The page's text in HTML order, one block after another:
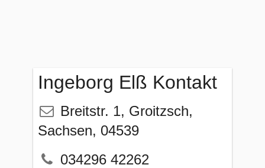
Ingeborg Elß Kontakt
Breitstr. 1, Groitzsch,
Sachsen, 04539
034296 42262